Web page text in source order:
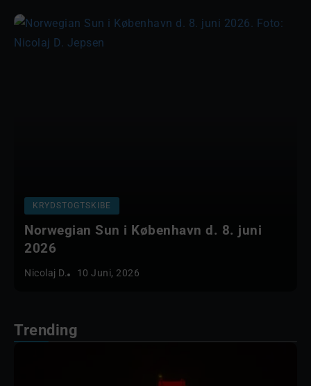
KRYDSTOGTSKIBE
Norwegian Sun i København d. 8. juni
2026
Nicolaj D. 10 Juni, 2026
Trending